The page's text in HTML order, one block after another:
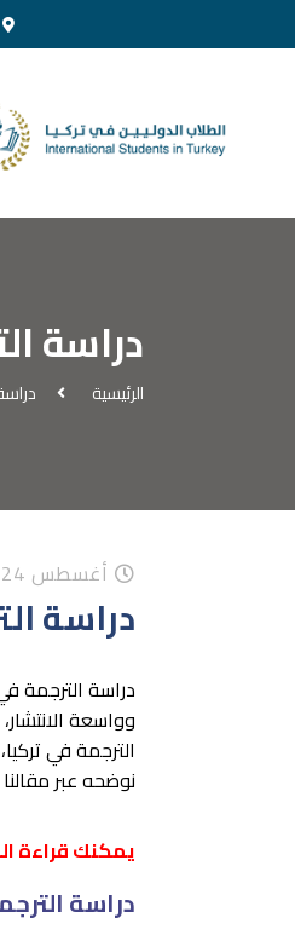
دراسة
الرئيسية دراسة
أغسطس 24, 2021
دراسة
دراسة الترجمة
وواسعة
الترجمة في
نوضحه عبر
يمكنك قراءة
دراسة